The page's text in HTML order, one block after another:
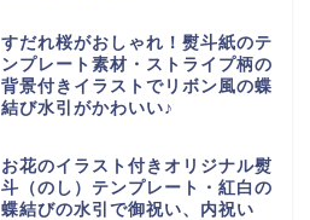
すだれ桜がおしゃれ！熨斗紙のテ
ンプレート素材・ストライプ柄の
背景付きイラストでリボン風の蝶
結び水引がかわいい♪
お花のイラスト付きオリジナル熨
斗（のし）テンプレート・紅白の
蝶結びの水引で御祝い、内祝い